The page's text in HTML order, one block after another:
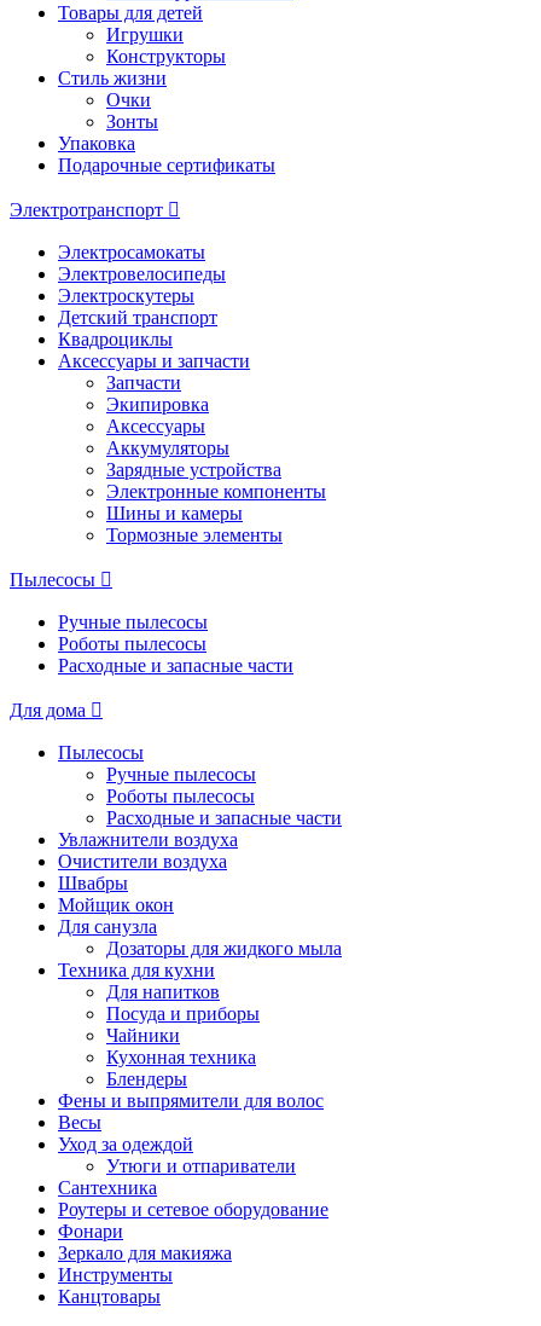
Товары для детей
Игрушки
Конструкторы
Стиль жизни
Очки
Зонты
Упаковка
Подарочные сертификаты
Электротранспорт
Электросамокаты
Электровелосипеды
Электроскутеры
Детский транспорт
Квадроциклы
Аксессуары и запчасти
Запчасти
Экипировка
Аксессуары
Аккумуляторы
Зарядные устройства
Электронные компоненты
Шины и камеры
Тормозные элементы
Пылесосы
Ручные пылесосы
Роботы пылесосы
Расходные и запасные части
Для дома
Пылесосы
Ручные пылесосы
Роботы пылесосы
Расходные и запасные части
Увлажнители воздуха
Очистители воздуха
Швабры
Мойщик окон
Для санузла
Дозаторы для жидкого мыла
Техника для кухни
Для напитков
Посуда и приборы
Чайники
Кухонная техника
Блендеры
Фены и выпрямители для волос
Весы
Уход за одеждой
Утюги и отпариватели
Сантехника
Роутеры и сетевое оборудование
Фонари
Зеркало для макияжа
Инструменты
Канцтовары